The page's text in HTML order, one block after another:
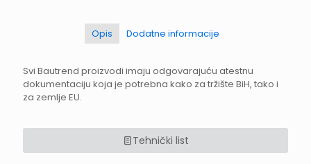
Opis Dodatne informacije
Svi Bautrend proizvodi imaju odgovarajuću atestnu
dokumentaciju koja je potrebna kako za tržište BiH, tako i
za zemlje EU.
Tehnički list